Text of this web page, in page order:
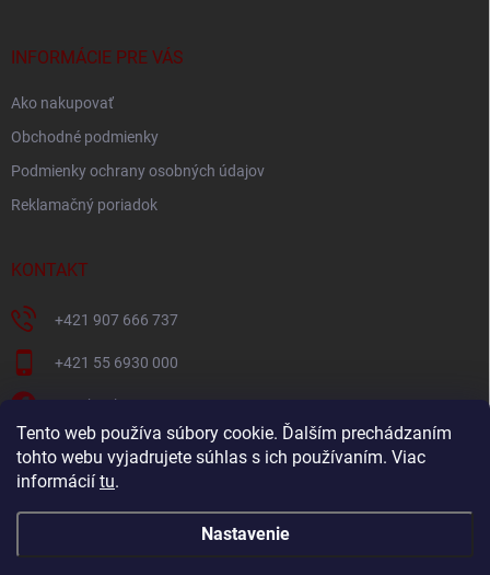
Tento web používa súbory cookie. Ďalším prechádzaním
tohto webu vyjadrujete súhlas s ich používaním. Viac
informácií tu.
Nastavenie
INFORMÁCIE PRE VÁS
Ako nakupovať
Obchodné podmienky
Podmienky ochrany osobných údajov
Reklamačný poriadok
KONTAKT
+421 907 666 737
+421 55 6930 000
Facebook
+421907666737
Navštívte náš YouTube kanál